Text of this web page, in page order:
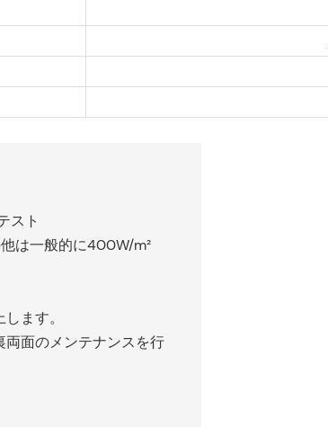
スト
は一般的に400W/m²
ます。
面のメンテナンスを行